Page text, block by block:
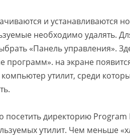
и устанавливаются
необходимо удалять.
«Панель управления».
программ». на экране
утилит, среди
директорию Program
утилит. Чем меньше